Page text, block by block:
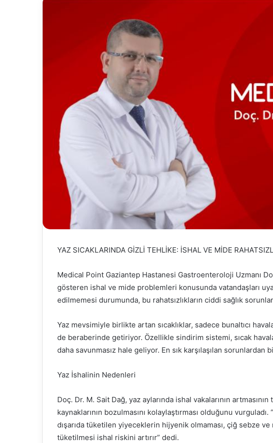
YAZ SICAKLARINDA GİZLİ TEHLİKE: İSHAL VE MİDE
Medical Point Gaziantep Hastanesi Gastroenteroloji Uzmanı
gösteren ishal ve mide problemleri konusunda vatandaşları
edilmemesi durumunda, bu rahatsızlıkların ciddi sağlık
Yaz mevsimiyle birlikte artan sıcaklıklar, sadece bunaltıcı
de beraberinde getiriyor. Özellikle sindirim sistemi, sıcak
daha savunmasız hale geliyor. En sık karşılaşılan sorunlardan
Yaz İshalinin Nedenleri
Doç. Dr. M. Sait Dağ, yaz aylarında ishal vakalarının
kaynaklarının bozulmasını kolaylaştırması olduğunu
dışarıda tüketilen yiyeceklerin hijyenik olmaması, çiğ sebze
tüketilmesi ishal riskini artırır” dedi.